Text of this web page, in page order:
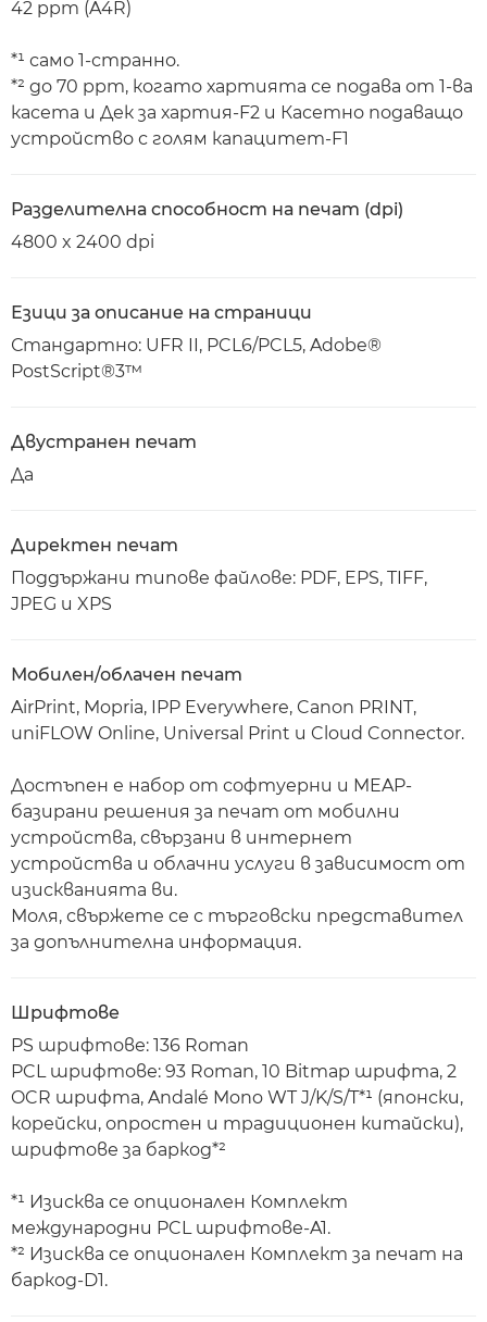
42 ppm (A4R)
*¹ само 1-странно.
*² до 70 ppm, когато хартията се подава от 1-ва
касета и Дек за хартия-F2 и Касетно подаващо
устройство с голям капацитет-F1
Разделителна способност на печат (dpi)
4800 x 2400 dpi
Езици за описание на страници
Стандартно: UFR II, PCL6/PCL5, Adobe®
PostScript®3™
Двустранен печат
Да
Директен печат
Поддържани типове файлове: PDF, EPS, TIFF,
JPEG и XPS
Мобилен/облачен печат
AirPrint, Mopria, IPP Everywhere, Canon PRINT,
uniFLOW Online, Universal Print и Cloud Connector.
Достъпен е набор от софтуерни и MEAP-
базирани решения за печат от мобилни
устройства, свързани в интернет
устройства и облачни услуги в зависимост от
изискванията ви.
Моля, свържете се с търговски представител
за допълнителна информация.
Шрифтове
PS шрифтове: 136 Roman
PCL шрифтове: 93 Roman, 10 Bitmap шрифта, 2
OCR шрифта, Andalé Mono WT J/K/S/T*¹ (японски,
корейски, опростен и традиционен китайски),
шрифтове за баркод*²
*¹ Изисква се опционален Комплект
международни PCL шрифтове-A1.
*² Изисква се опционален Комплект за печат на
баркод-D1.